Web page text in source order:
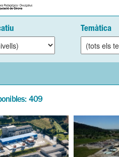
Temàtica
409